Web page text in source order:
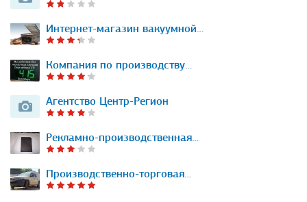
Интернет-магазин вакуумной…
Компания по производству…
Агентство Центр-Регион
Рекламно-производственная…
Производственно-торговая…